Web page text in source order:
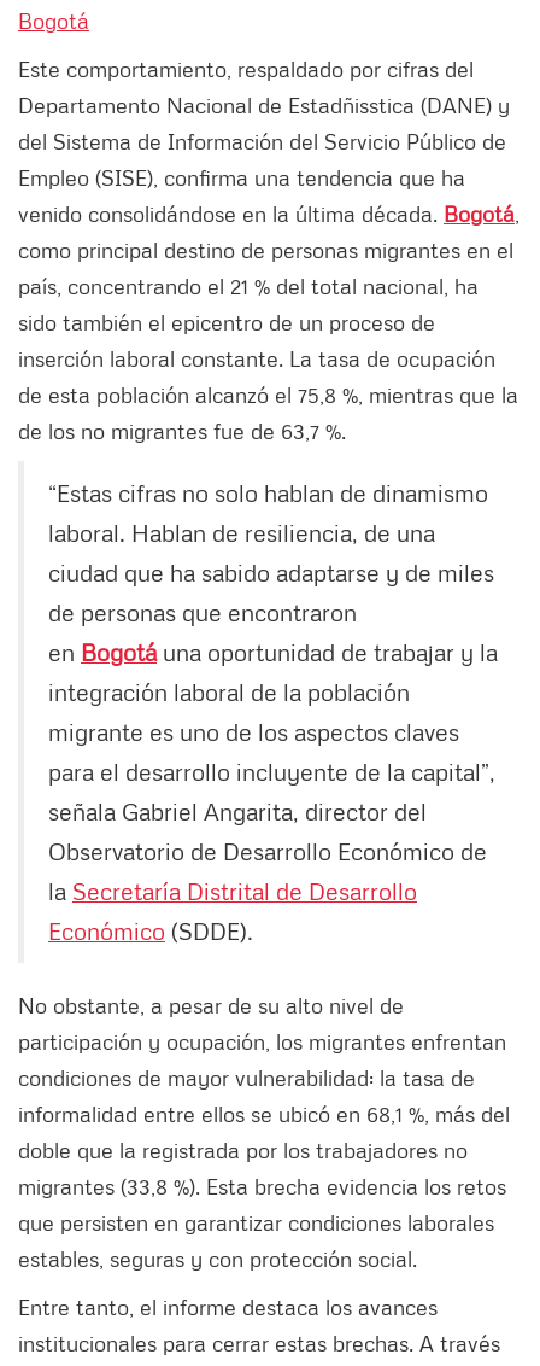
Bogotá
Este comportamiento, respaldado por cifras del
Departamento Nacional de Estadñisstica (DANE) y
del Sistema de Información del Servicio Público de
Empleo (SISE), confirma una tendencia que ha
venido consolidándose en la última década. Bogotá
como principal destino de personas migrantes en el
país, concentrando el 21 % del total nacional, ha
sido también el epicentro de un proceso de
inserción laboral constante. La tasa de ocupación
de esta población alcanzó el 75,8 %, mientras que la
de los no migrantes fue de 63,7 %.
“Estas cifras no solo hablan de dinamismo
laboral. Hablan de resiliencia, de una
ciudad que ha sabido adaptarse y de miles
de personas que encontraron
en Bogotá una oportunidad de trabajar y la
integración laboral de la población
migrante es uno de los aspectos claves
para el desarrollo incluyente de la capital”,
señala Gabriel Angarita, director del
Observatorio de Desarrollo Económico de
la Secretaría Distrital de Desarrollo
Económico (SDDE).
No obstante, a pesar de su alto nivel de
participación y ocupación, los migrantes enfrentan
condiciones de mayor vulnerabilidad: la tasa de
informalidad entre ellos se ubicó en 68,1 %, más del
doble que la registrada por los trabajadores no
migrantes (33,8 %). Esta brecha evidencia los retos
que persisten en garantizar condiciones laborales
estables, seguras y con protección social.
Entre tanto, el informe destaca los avances
institucionales para cerrar estas brechas. A través